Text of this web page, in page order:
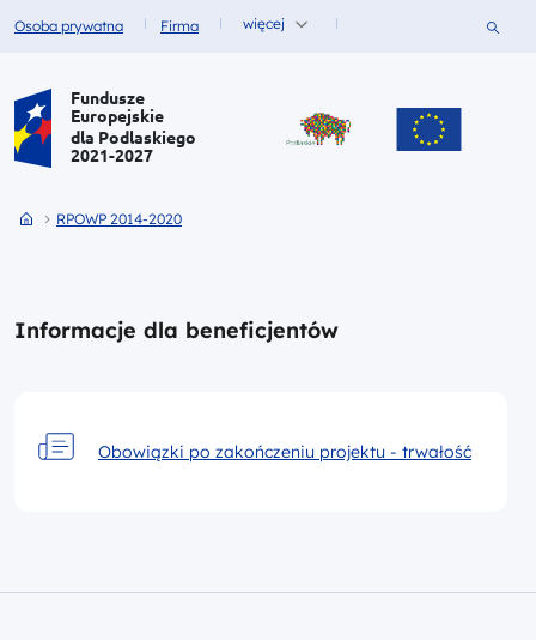
Fundusze dla
Osoba prywatna Fundusze dla
Firma więcej
Portal Funduszy Europejskich
Fundusze
Europejskie
dla Podlaskiego
2021-2027
Przejdź do strony głównej portalu
RPOWP 2014-2020Przejdź do RPOWP 2014-2020
Informacje dla beneficjentów
Obowiązki po zakończeniu projektu - trwałość